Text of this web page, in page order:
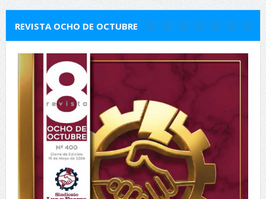
REVISTA OCHO DE OCTUBRE